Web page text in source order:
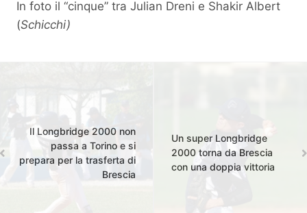
In foto il “cinque” tra Julian Dreni e Shakir Albert
(Schicchi)
Il Longbridge 2000 non
passa a Torino e si
prepara per la trasferta di
Brescia
Un super Longbridge
2000 torna da Brescia
con una doppia vittoria